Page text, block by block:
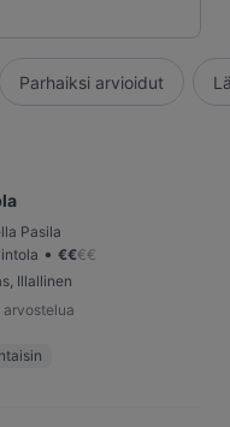
Parhaiksi arvioidut
Pasila
• €€€€
Illallinen
arvostelua